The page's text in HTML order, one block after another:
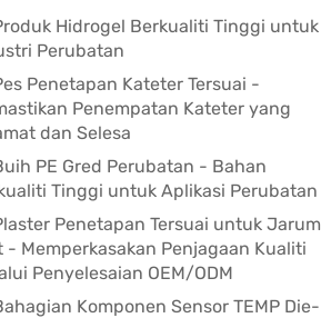
Hidrogel Berkualiti Tinggi untuk
Perubatan
Penetapan Kateter Tersuai -
Penempatan Kateter yang
dan Selesa
PE Gred Perubatan - Bahan
Tinggi untuk Aplikasi Perubatan
Penetapan Tersuai untuk Jarum
- Memperkasakan Penjagaan Kualiti
Penyelesaian OEM/ODM
Komponen Sensor TEMP Die-